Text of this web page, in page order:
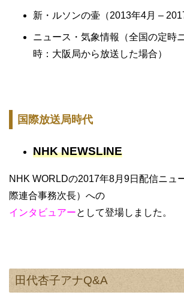
新・ルソンの壷（2013年4月 –
ニュース・気象情報（全国の定時
時：大阪局から放送した場合）
国際放送局時代
NHK NEWSLINE
NHK WORLDの2017年8月9日配信ニュ
際連合事務次長）への
インタビュアーとして登場しました。
田代杏子アナQ&A